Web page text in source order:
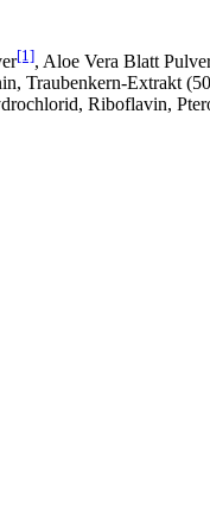
[1], Aloe Vera Blatt
Traubenkern-Extrakt
Riboflavin,